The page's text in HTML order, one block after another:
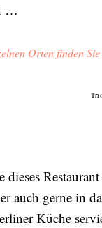
…
Orten finden
auch gerne in
Küche